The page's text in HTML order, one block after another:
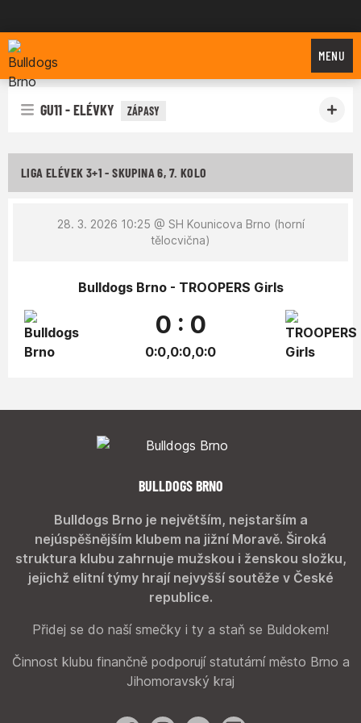
Bulldogs Brno
MENU
GU11 - ELÉVKY ZÁPASY
LIGA ELÉVEK 3+1 - SKUPINA 6, 7. KOLO
28. 3. 2026 10:25 @ SH Kounicova Brno (horní
tělocvična)
Bulldogs Brno - TROOPERS Girls
0 : 0
0:0,0:0,0:0
BULLDOGS BRNO
Bulldogs Brno je největším, nejstarším a
nejúspěšnějším klubem na jižní Moravě. Široká
struktura klubu zahrnuje mužskou i ženskou složku,
jejichž elitní týmy hrají nejvyšší soutěže v České
republice.
Přidej se do naší smečky i ty a staň se Buldokem!
Činnost klubu finančně podporují statutární město Brno a
Jihomoravský kraj